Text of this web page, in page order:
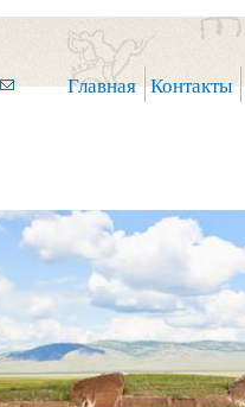
Главная Контакты